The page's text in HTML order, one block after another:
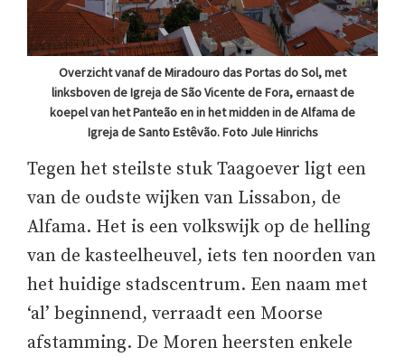
Overzicht vanaf de Miradouro das Portas do Sol, met
linksboven de Igreja de São Vicente de Fora, ernaast de
koepel van het Panteão en in het midden in de Alfama de
Igreja de Santo Estêvão. Foto Jule Hinrichs
Tegen het steilste stuk Taagoever ligt een
van de oudste wijken van Lissabon, de
Alfama. Het is een volkswijk op de helling
van de kasteelheuvel, iets ten noorden van
het huidige stadscentrum. Een naam met
‘al’ beginnend, verraadt een Moorse
afstamming. De Moren heersten enkele